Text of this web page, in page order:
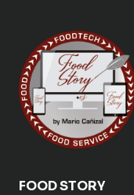
FOOD STORY